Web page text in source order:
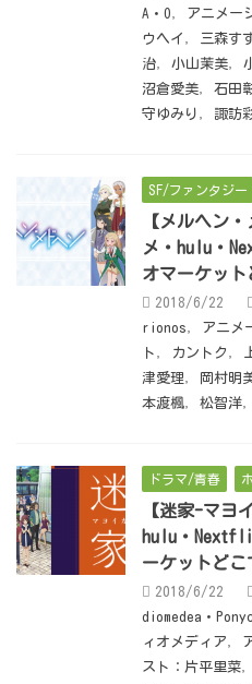
A・O, アニメー
ウヘイ , 三森す
治, 小山茉美,
沼倉愛美, 石田
守ゆみり , 諏訪
SF/ファンタジー
【メルヘン
メ・hulu・
オマーケット
2018/6/22
rionos, アニメ
ト , カントク ,
津愛理, 岡村明
本渡楓, 松智洋,
ドラマ/青春
【迷家-マヨ
hulu・
ーケットどこ
2018/6/22
diomedea・
ィオメディア,
スト：片平里菜,